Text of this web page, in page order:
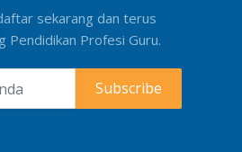
sekarang dan terus
Pendidikan Profesi Guru.